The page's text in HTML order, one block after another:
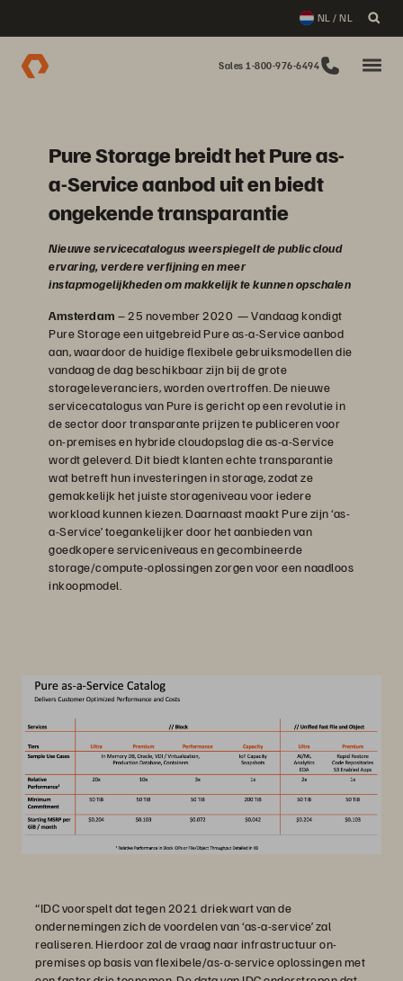
NL / NL
Sales 1-800-976-6494
Pure Storage breidt het Pure as-
a-Service aanbod uit en biedt
ongekende transparantie
Nieuwe servicecatalogus weerspiegelt de public cloud
ervaring, verdere verfijning en meer
instapmogelijkheden om makkelijk te kunnen opschalen
Amsterdam – 25 november 2020 — Vandaag kondigt
Pure Storage een uitgebreid Pure as-a-Service aanbod
aan, waardoor de huidige flexibele gebruiksmodellen die
vandaag de dag beschikbaar zijn bij de grote
storageleveranciers, worden overtroffen. De nieuwe
servicecatalogus van Pure is gericht op een revolutie in
de sector door transparante prijzen te publiceren voor
on-premises en hybride cloudopslag die as-a-Service
wordt geleverd. Dit biedt klanten echte transparantie
wat betreft hun investeringen in storage, zodat ze
gemakkelijk het juiste storageniveau voor iedere
workload kunnen kiezen. Daarnaast maakt Pure zijn ‘as-
a-Service’ toegankelijker door het aanbieden van
goedkopere serviceniveaus en gecombineerde
storage/compute-oplossingen zorgen voor een naadloos
inkoopmodel.
“IDC voorspelt dat tegen 2021 driekwart van de
ondernemingen zich de voordelen van ‘as-a-service’ zal
realiseren. Hierdoor zal de vraag naar infrastructuur on-
premises op basis van flexibele/as-a-service oplossingen met